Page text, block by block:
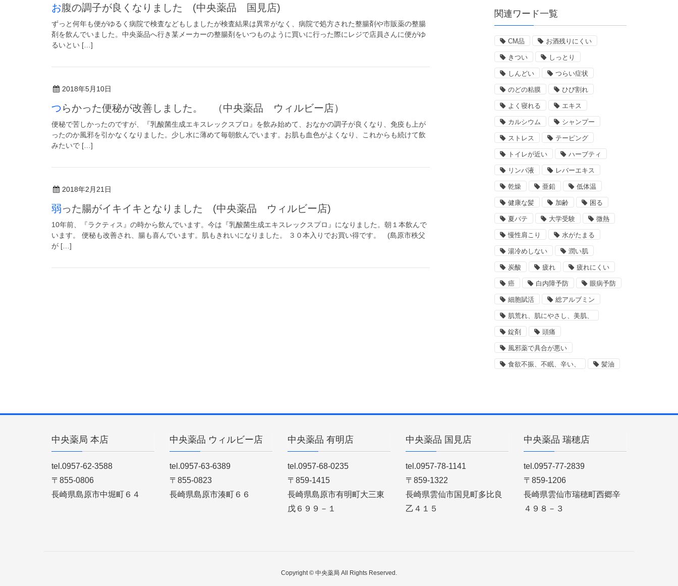
お腹の調子が良くなりました (中央薬品 国見店)
ずっと何年も便がゆるく病院で検査などもしましたが検査結果は異常がなく、病院で処方された整腸剤や市販薬の整腸
剤を飲んでいました。中央薬品へ行き某メーカーの整腸剤をいつものように買いに行った際にレジで店員さんに便がゆ
るいとい […]
2018年5月10日
つらかった便秘が改善しました。 （中央薬品 ウィルビー店）
便秘で苦しかったのですが、『乳酸菌生成エキスレックスプロ』を飲み始めて、おなかの調子が良くなり、免疫も上が
ったのか風邪を引かなくなりました。少し水に薄めて毎朝飲んでいます。お肌も血色がよくなり、これからも続けて飲
みたいで […]
2018年2月21日
弱った腸がイキイキとなりました (中央薬品 ウィルビー店)
10年前、『ラクティス』の時から飲んでいます。今は『乳酸菌生成エキスレックスプロ』になりました。朝１本飲んで
います。 便秘も改善され、腸も喜んでいます。肌もきれいになりました。 ３０本入りでお買い得です。 (島原市秩父
が […]
関連ワード一覧
CM品 お酒残りにくい
きつい しっとり
しんどい つらい症状
のどの粘膜 ひび割れ
よく寝れる エキス
カルシウム シャンプー
ストレス テーピング
トイレが近い ハーブティ
リンパ液 レバーエキス
乾燥 亜鉛 低体温
健康な髪 加齢 困る
夏バテ 大学受験 微熱
慢性肩こり 水がたまる
湯冷めしない 潤い肌
炭酸 疲れ 疲れにくい
癌 白内障予防 眼病予防
細胞賦活 総アルブミン
肌荒れ、肌にやさし、美肌、
錠剤 頭痛
風邪薬で具合が悪い
食欲不振、不眠、辛い、 髪油
中央薬局 本店
tel.0957-62-3588
〒855-0806
長崎県島原市中堀町６４
中央薬品 ウィルビー店
tel.0957-63-6389
〒855-0823
長崎県島原市湊町６６
中央薬品 有明店
tel.0957-68-0235
〒859-1415
長崎県島原市有明町大三東
戊６９９－１
中央薬品 国見店
tel.0957-78-1141
〒859-1322
長崎県雲仙市国見町多比良
乙４１５
中央薬品 瑞穂店
tel.0957-77-2839
〒859-1206
長崎県雲仙市瑞穂町西郷辛
４９８－３
Copyright © 中央薬局 All Rights Reserved.